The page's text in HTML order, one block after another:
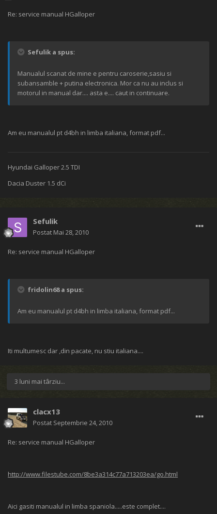
Re: service manual HGalloper
Sefulik a spus:
Manualul scanat de mine e pentru caroserie,sasiu si
subansamble + putina electronica. Mor ca nu au inclus si
motorul in manual dar.... asta e.... caut in continuare.
Am eu manualul pt d4bh in limba italiana, format pdf...
Hyundai Galloper 2.5 TDI
Dacia Duster 1.5 dCi
Sefulik
Postat Mai 28, 2010
Re: service manual HGalloper
fridolin68 a spus:
Am eu manualul pt d4bh in limba italiana, format pdf...
Iti multumesc dar ,din pacate, nu stiu italiana....
3 luni mai târziu...
clacx13
Postat Septembrie 24, 2010
Re: service manual HGalloper
http://www.filestube.com/8be3a314c77a713203ea/go.html
Aici gasiti manualul in limba spaniola.....este complet....